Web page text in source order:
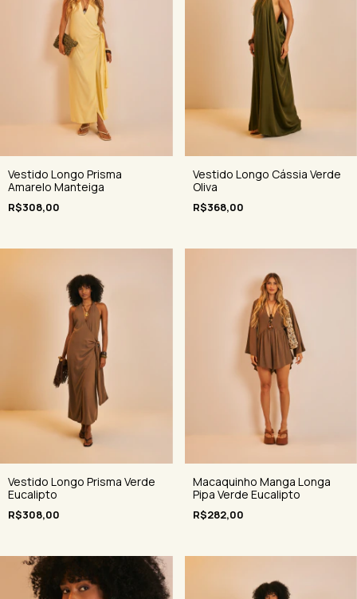
Vestido Longo Prisma
Amarelo Manteiga
R$308,00
Vestido Longo Cássia Verde
Oliva
R$368,00
Vestido Longo Prisma Verde
Eucalipto
R$308,00
Macaquinho Manga Longa
Pipa Verde Eucalipto
R$282,00